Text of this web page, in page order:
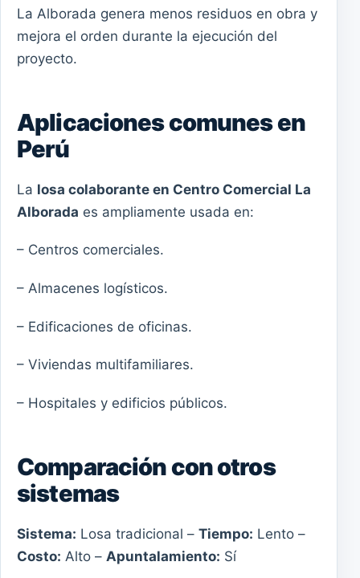
La Alborada genera menos residuos en obra y
mejora el orden durante la ejecución del
proyecto.
Aplicaciones comunes en
Perú
La losa colaborante en Centro Comercial La
Alborada es ampliamente usada en:
– Centros comerciales.
– Almacenes logísticos.
– Edificaciones de oficinas.
– Viviendas multifamiliares.
– Hospitales y edificios públicos.
Comparación con otros
sistemas
Sistema: Losa tradicional – Tiempo: Lento –
Costo: Alto – Apuntalamiento: Sí